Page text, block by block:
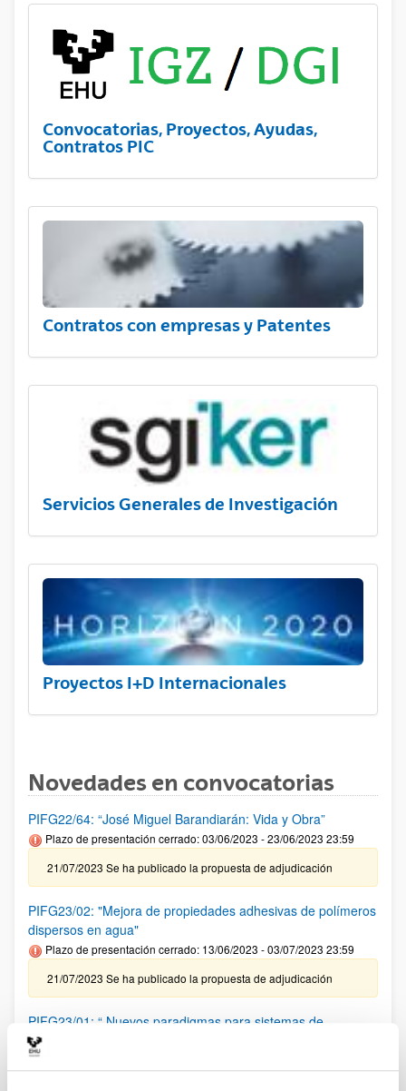
Convocatorias, Proyectos, Ayudas,
Contratos PIC
Contratos con empresas y Patentes
Servicios Generales de Investigación
Proyectos I+D Internacionales
Novedades en convocatorias
PIFG22/64: “José Miguel Barandiarán: Vida y Obra”
Plazo de presentación cerrado: 03/06/2023 - 23/06/2023 23:59
21/07/2023 Se ha publicado la propuesta de adjudicación
PIFG23/02: "Mejora de propiedades adhesivas de polímeros
dispersos en agua"
Plazo de presentación cerrado: 13/06/2023 - 03/07/2023 23:59
21/07/2023 Se ha publicado la propuesta de adjudicación
PIFG23/01: “ Nuevos paradigmas para sistemas de
comunicación basados en herramientas de inteligencia
artificial”